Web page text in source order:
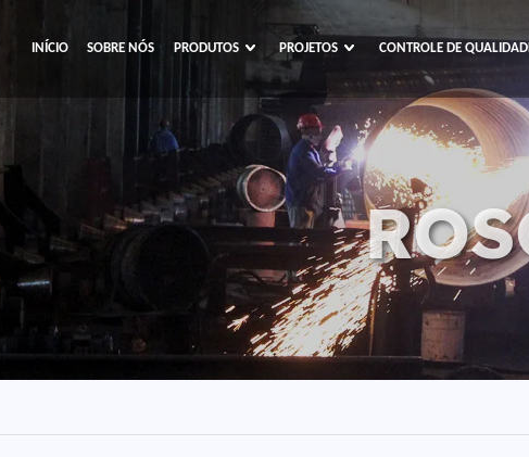
INÍCIO SOBRE NÓS PRODUTOS PROJETOS CONTROLE DE